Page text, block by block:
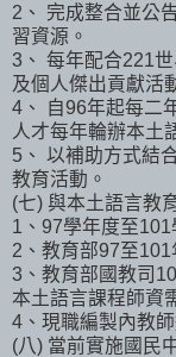
2、 完成整合並公
習資源。
3、 每年配合221
及個人傑出貢獻活
4、 自96年起每二
人才每年輪辦本土
5、 以補助方式結
教育活動。
(七) 與本土語言教
1、97學年度至
2、教育部97至
3、教育部國教司
本土語言課程師資
4、現職編製內教
(八) 當前實施國民